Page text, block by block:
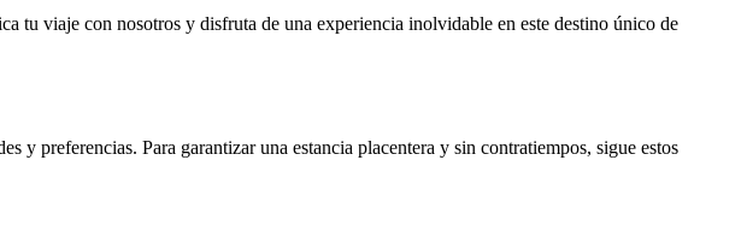
tu viaje con nosotros y disfruta de una experiencia inolvidable en este destino único de
y preferencias. Para garantizar una estancia placentera y sin contratiempos, sigue estos